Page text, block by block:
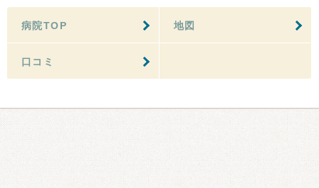
病院TOP 地図
口コミ